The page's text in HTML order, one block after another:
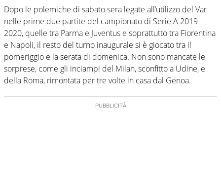
Dopo le polemiche di sabato sera legate all’utilizzo del Var
nelle prime due partite del campionato di Serie A 2019-
2020, quelle tra Parma e Juventus e soprattutto tra Fiorentina
e Napoli, il resto del turno inaugurale si è giocato tra il
pomeriggio e la serata di domenica. Non sono mancate le
sorprese, come gli inciampi del Milan, sconfitto a Udine, e
della Roma, rimontata per tre volte in casa dal Genoa.